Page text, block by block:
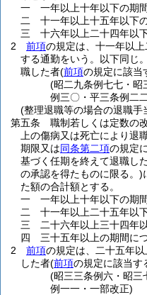
一
一年以上十年以下の期
二
十一年以上十五年以下
三
十六年以上二十四年以
2
前項の規定は、十一年以
する通勤をいう。以下同じ
職した者(前項の規定に該当
(昭二九条例七七・昭
例三〇・平三条例二
(整理退職等の場合の退職手
第五条
職制若しくは定数の
上の傷病又は死亡により退
期限又は同条第二項の規定
基づく任期を終えて退職し
の承認を得たものに限る。)
た額の合計額とする。
一
一年以上十年以下の期
二
十一年以上二十五年以
三
二十六年以上三十四年
四
三十五年以上の期間に
2
前項の規定は、二十五年
した者(前項の規定に該当す
(昭三三条例六・昭三
例一一・一部改正)